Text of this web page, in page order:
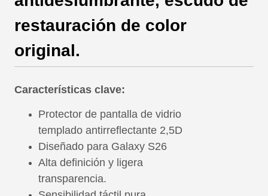
restauración de color
original.